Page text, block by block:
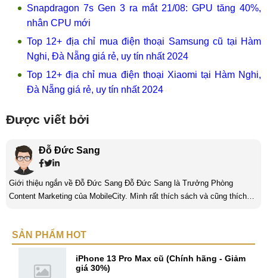
Snapdragon 7s Gen 3 ra mắt 21/08: GPU tăng 40%,
nhân CPU mới
Top 12+ địa chỉ mua điện thoại Samsung cũ tại Hàm
Nghi, Đà Nẵng giá rẻ, uy tín nhất 2024
Top 12+ địa chỉ mua điện thoại Xiaomi tại Hàm Nghi,
Đà Nẵng giá rẻ, uy tín nhất 2024
Được viết bởi
Đỗ Đức Sang
Giới thiệu ngắn về Đỗ Đức Sang Đỗ Đức Sang là Trưởng Phòng
Content Marketing của MobileCity. Mình rất thích sách và cũng thích
bản thân Đỗ Đức Sang, viết chính là gửi gắm lại những cảm xúc, cảm
SẢN PHẨM HOT
iPhone 13 Pro Max cũ (Chính hãng - Giảm
giá 30%)